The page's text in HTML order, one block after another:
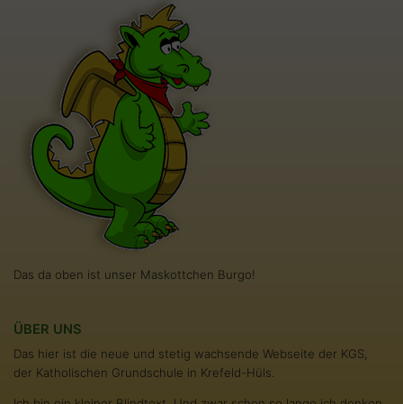
Das da oben ist unser Maskottchen Burgo!
ÜBER UNS
Das hier ist die neue und stetig wachsende Webseite der KGS,
der Katholischen Grundschule in Krefeld-Hüls.